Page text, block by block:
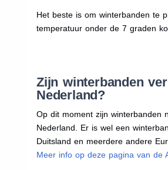
Het beste is om winterbanden te
temperatuur onder de 7 graden
Zijn winterbanden
Nederland?
Op dit moment zijn winterbanden
Nederland. Er is wel een
Duitsland en meerdere andere
Meer info op deze pagina van de